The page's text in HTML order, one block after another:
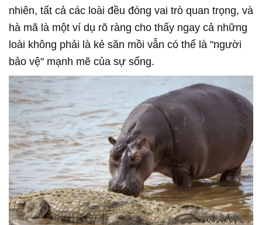
nhiên, tất cả các loài đều đóng vai trò quan trọng, và
hà mã là một ví dụ rõ ràng cho thấy ngay cả những
loài không phải là kẻ săn mồi vẫn có thể là "người
bảo vệ" mạnh mẽ của sự sống.